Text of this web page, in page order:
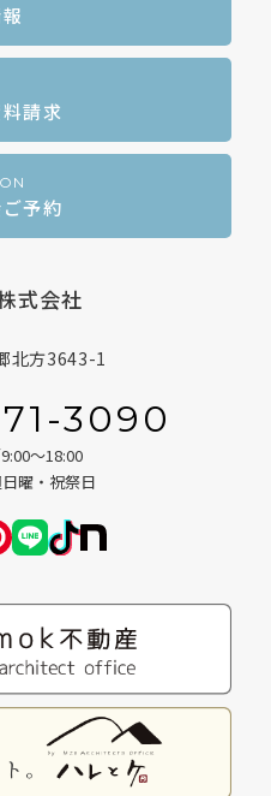
2月
1月
12月
11月
10月
8月
7月
6月
5月
4月
2月
1月
12月
11月
請求
予約
式会社
北方3643-1
3090
～18:00
曜・祝祭日